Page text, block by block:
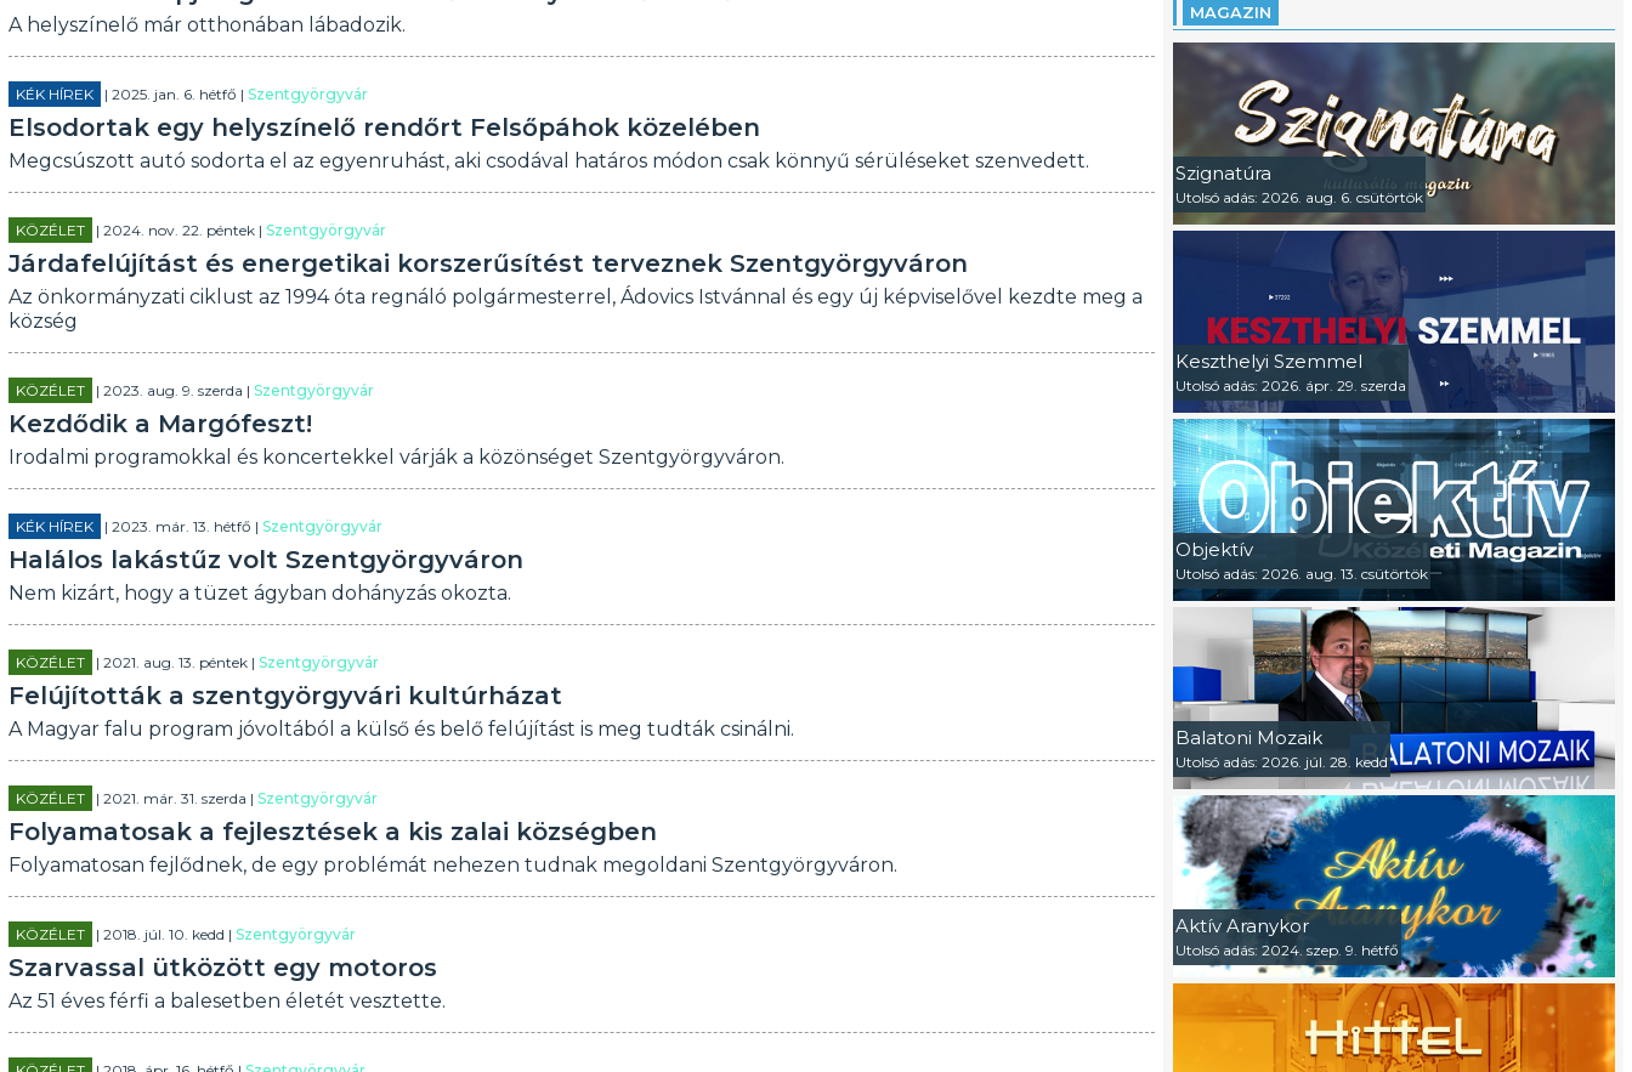
A helyszínelő már otthonában lábadozik.
KÉK HÍREK | 2025. jan. 6. hétfő | Szentgyörgyvár
Elsodortak egy helyszínelő rendőrt Felsőpáhok közelében
Megcsúszott autó sodorta el az egyenruhást, aki csodával határos módon csak könnyű sérüléseket szenvedett.
KÖZÉLET | 2024. nov. 22. péntek | Szentgyörgyvár
Járdafelújítást és energetikai korszerűsítést terveznek Szentgyörgyváron
Az önkormányzati ciklust az 1994 óta regnáló polgármesterrel, Ádovics Istvánnal és egy új képviselővel kezdte meg a
község
KÖZÉLET | 2023. aug. 9. szerda | Szentgyörgyvár
Kezdődik a Margófeszt!
Irodalmi programokkal és koncertekkel várják a közönséget Szentgyörgyváron.
KÉK HÍREK | 2023. már. 13. hétfő | Szentgyörgyvár
Halálos lakástűz volt Szentgyörgyváron
Nem kizárt, hogy a tüzet ágyban dohányzás okozta.
KÖZÉLET | 2021. aug. 13. péntek | Szentgyörgyvár
Felújították a szentgyörgyvári kultúrházat
A Magyar falu program jóvoltából a külső és belő felújítást is meg tudták csinálni.
KÖZÉLET | 2021. már. 31. szerda | Szentgyörgyvár
Folyamatosak a fejlesztések a kis zalai községben
Folyamatosan fejlődnek, de egy problémát nehezen tudnak megoldani Szentgyörgyváron.
KÖZÉLET | 2018. júl. 10. kedd | Szentgyörgyvár
Szarvassal ütközött egy motoros
Az 51 éves férfi a balesetben életét vesztette.
MAGAZIN
Szignatúra
Utolsó adás: 2026. aug. 6. csütörtök
Keszthelyi Szemmel
Utolsó adás: 2026. ápr. 29. szerda
Objektív
Utolsó adás: 2026. aug. 13. csütörtök
Balatoni Mozaik
Utolsó adás: 2026. júl. 28. kedd
Aktív Aranykor
Utolsó adás: 2024. szep. 9. hétfő